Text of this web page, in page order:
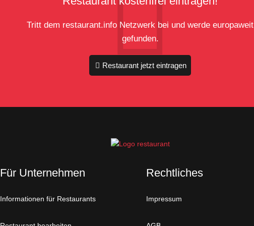
Tritt dem restaurant.info Netzwerk bei und werde europaweit
gefunden.
Restaurant jetzt eintragen
Für Unternehmen
Informationen für Restaurants
Rechtliches
Impressum